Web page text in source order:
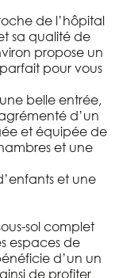
de l’hôpital
sa qualité de
propose un
pour vous
belle entrée,
d’un
et équipée de
et une
et une
sol complet
espaces de
d’un un
de profiter